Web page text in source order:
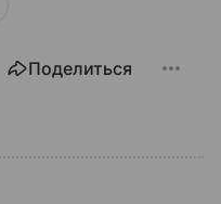
Поделиться